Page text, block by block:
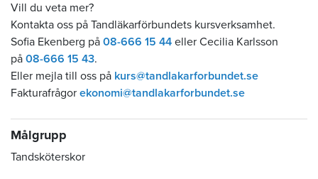
Vill du veta mer?
Kontakta oss på Tandläkarförbundets kursverksamhet.
Sofia Ekenberg på 08-666 15 44 eller Cecilia Karlsson
på 08-666 15 43.
Eller mejla till oss på kurs@tandlakarforbundet.se
Fakturafrågor ekonomi@tandlakarforbundet.se
Målgrupp
Tandsköterskor